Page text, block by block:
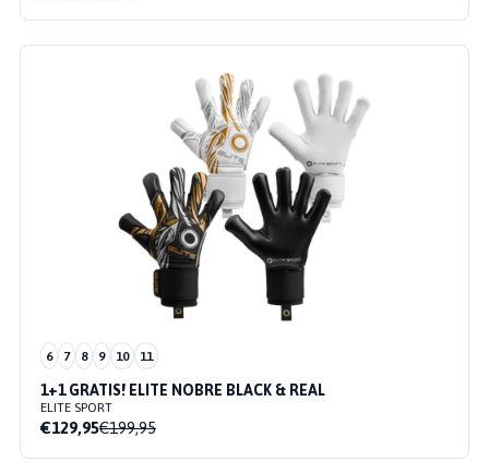
6 7 8 9 10 11
1+1 GRATIS! ELITE NOBRE BLACK & REAL
ELITE SPORT
€129,95€199,95